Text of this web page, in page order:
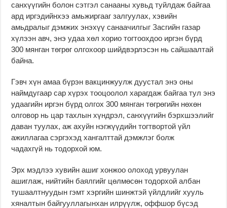
санхүүгийн болон сэтгэл санааны хувьд туйлдаж байгаа
ард иргэдийнхээ амьжиргааг залгуулах, хэвийн
амьдралыг дэмжих энэхүү санаачилгыг Засгийн газар
хүлээн авч, энэ удаа хөл хорио тогтоохдоо иргэн бүрд
300 мянган төгрөг олгохоор шийдвэрлэсэн нь сайшаалтай
байна.
Гэвч хүн амаа бүрэн вакцинжуулж дуустал энэ оны
наймдугаар сар хүрэх тооцоолол харагдаж байгаа тул энэ
удаагийн иргэн бүрд олгох 300 мянган төгрөгийн нөхөн
олговор нь цар тахлын хүндрэл, санхүүгийн бэрхшээлийг
даван туулах, аж ахуйн нэгжүүдийн тогтвортой үйл
ажиллагаа сэргэхэд хангалттай дэмжлэг болж
чадахгүй нь тодорхой юм.
Эрх мэдлээ хувийн ашиг хонжоо олоход урвуулан
ашиглаж, нийтийн баялгийг цөлмөсөн тодорхой албан
тушаалтнуудын гэмт хэргийн шинжтэй үйлдлийг хууль
хяналтын байгууллагынхан илрүүлж, оффшор бүсэд